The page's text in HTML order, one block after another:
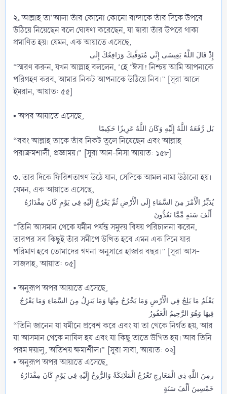
২.আল্লাহ তা'আলা তাঁর কোনো কোনো বান্দাকে তাঁর দিকে উপরে
উঠিয়ে নিয়েছেন বলে ঘোষণা করেছেন, যা দ্বারা তাঁর উপরে থাকা
প্রমাণিত হয়। যেমন, এক আয়াতে এসেছে,
إِذْ قَالَ اللَّهُ يَعِيسَى إِنِّي مُتَوَفِّيكَ وَرَافِعُكَ إِلَى
“স্মরণ করুন, যখন আল্লাহ বললেন, ‘হে ‘ঈসা! নিশ্চয় আমি আপনাকে
পরিগ্রহণ করব, আমার নিকট আপনাকে উঠিয়ে নিব।” [সূরা আলে
ইমরান, আয়াত: ৫৫]
• অপর আয়াতে এসেছে,
بَل رَّفَعَهُ اللَّهُ إِلَيْهِ وَكَانَ اللَّهُ عَزِيزًا حَكِيمًا
“বরং আল্লাহ তাকে তাঁর নিকট তুলে নিয়েছেন এবং আল্লাহ
পরাক্রমশালী, প্রজ্ঞাময়।” [সূরা আন-নিসা আয়াত: ১৫৮]
৩.তার দিকে ফিরিশতাগণ উঠে যান, সেদিকে আমল নামা উঠানো হয়।
যেমন, এক আয়াতে এসেছে,
يُدَبِّرُ الْأَمْرَ مِنَ السَّمَاءِ إِلَى الْأَرْضِ ثُمَّ يَعْرُجُ إِلَيْهِ فِي يَوْمٍ كَانَ مِقْدَارُهُ
“তিনি আসমান থেকে যমীন পর্যন্ত সমুদয় বিষয় পরিচালনা করেন,
তারপর সব কিছুই তাঁর সমীপে উত্থিত হবে এমন এক দিনে যার
পরিমাণ হবে তোমাদের গণনা অনুসারে হাজার বছর।” [সূরা আস-
সাজদাহ, আয়াত: ০৫]
• অনুরূপ অপর আয়াতে এসেছে,
يَعْلَمُ مَا يَلِجُ فِي الْأَرْضِ وَمَا يَخْرُجُ مِنْهَا وَمَا يَنزِلُ مِنَ السَّمَاءِ وَمَا يَعْرُجُ
فِيهَا وَهُوَ الرَّحِيمُ الْغَفُورُ
“তিনি জানেন যা যমীনে প্রবেশ করে এবং যা তা থেকে নির্গত হয়, আর
যা আসমান থেকে নাযিল হয় এবং যা কিছু তাতে উত্থিত হয়। আর তিনি
পরম দয়ালু, অতিশয় ক্ষমাশীল।” [সূরা সাবা, আয়াত: ০২]
• অনুরূপ অপর আয়াতে এসেছে,
رمِنَ اللَّهِ ذِي الْمَعَارِجِ تَعْرُجُ الْمَلَائِكَةُ وَالرُّوحُ إِلَيْهِ فِي يَوْمٍ كَانَ مِقْدَارُهُ
خَمْسِينَ أَلْفَ سَنَةٍ